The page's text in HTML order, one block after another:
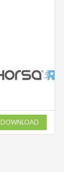
DOWNLOAD